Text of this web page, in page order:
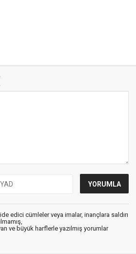
edici cümleler veya imalar, inançlara saldırı
ve büyük harflerle yazılmış yorumlar